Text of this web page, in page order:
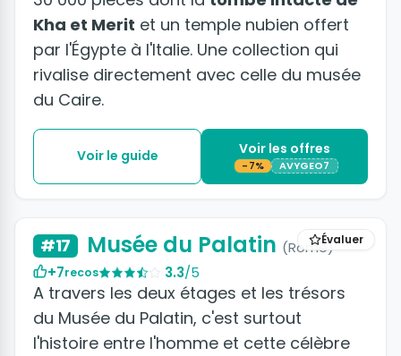
Kha et Merit et un temple nubien offert
par l'Égypte à l'Italie. Une collection qui
rivalise directement avec celle du musée
du Caire.
Voir le guide Voir les offres
-7% AVYGEO7
Évaluer
#17 Musée du Palatin (Rome)
+7recos 3.3/5
A travers les deux étages et les trésors
du Musée du Palatin, c'est surtout
l'histoire entre l'homme et cette célèbre